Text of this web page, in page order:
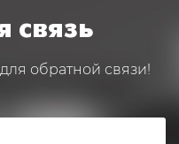
связь
обратной связи!